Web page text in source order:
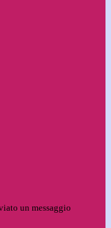
un messaggio